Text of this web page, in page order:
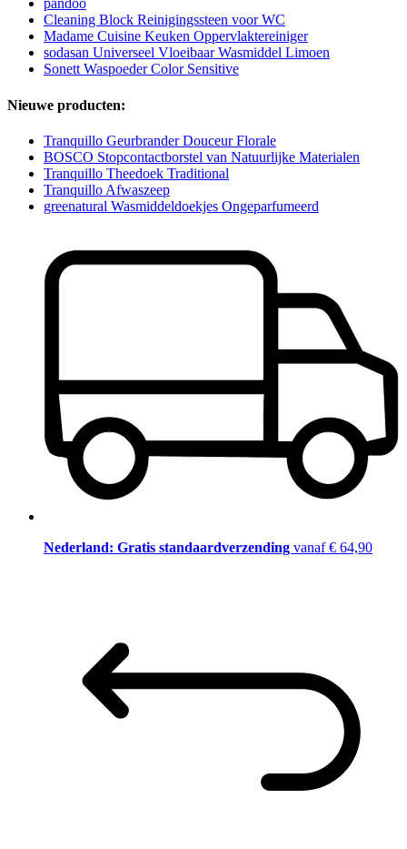
pandoo
Cleaning Block Reinigingssteen voor WC
Madame Cuisine Keuken Oppervlaktereiniger
sodasan Universeel Vloeibaar Wasmiddel Limoen
Sonett Waspoeder Color Sensitive
Nieuwe producten:
Tranquillo Geurbrander Douceur Florale
BOSCO Stopcontactborstel van Natuurlijke Materialen
Tranquillo Theedoek Traditional
Tranquillo Afwaszeep
greenatural Wasmiddeldoekjes Ongeparfumeerd
Nederland: Gratis standaardverzending vanaf € 64,90